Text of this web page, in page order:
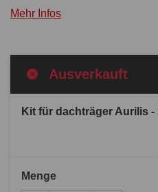
Mehr Infos
Ausverkauft
Kit für dachträger Aurilis -
Menge